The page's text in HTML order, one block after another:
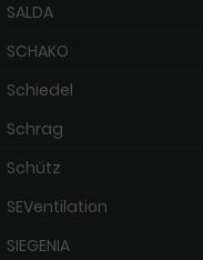
SALDA
SCHAKO
Schiedel
Schrag
Schütz
SEVentilation
SIEGENIA